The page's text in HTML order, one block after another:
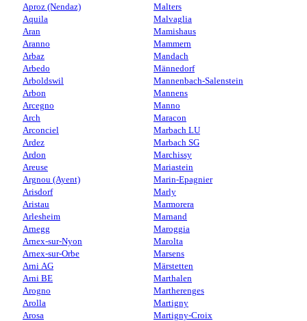
Aproz (Nendaz)
Aquila
Aran
Aranno
Arbaz
Arbedo
Arboldswil
Arbon
Arcegno
Arch
Arconciel
Ardez
Ardon
Areuse
Argnou (Ayent)
Arisdorf
Aristau
Arlesheim
Arnegg
Arnex-sur-Nyon
Arnex-sur-Orbe
Arni AG
Arni BE
Arogno
Arolla
Arosa
Malters
Malvaglia
Mamishaus
Mammern
Mandach
Männedorf
Mannenbach-Salenstein
Mannens
Manno
Maracon
Marbach LU
Marbach SG
Marchissy
Mariastein
Marin-Epagnier
Marly
Marmorera
Marnand
Maroggia
Marolta
Marsens
Märstetten
Marthalen
Martherenges
Martigny
Martigny-Croix